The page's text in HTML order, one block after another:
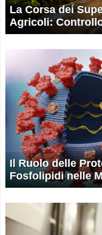
La Corsa dei
Agricoli:
Il Ruolo delle
Fosfolipidi nelle